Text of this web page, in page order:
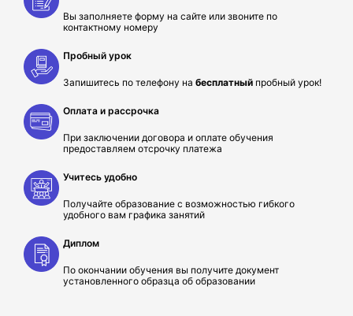
Вы заполняете форму на сайте или звоните по
контактному номеру
Пробный урок
Запишитесь по телефону на бесплатный пробный урок!
Оплата и рассрочка
При заключении договора и оплате обучения
предоставляем отсрочку платежа
Учитесь удобно
Получайте образование с возможностью гибкого
удобного вам графика занятий
Диплом
По окончании обучения вы получите документ
установленного образца об образовании